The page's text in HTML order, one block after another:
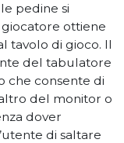
pedine si
ottiene
tavolo di gioco. Il
del tabulatore
che consente di
del monitor o
dover
di saltare